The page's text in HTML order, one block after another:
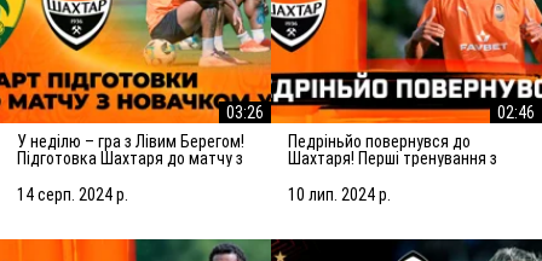
03:26
У неділю – гра з Лівим Берегом!
Підготовка Шахтаря до матчу з
14 серп. 2024 р.
02:46
Педріньйо повернувся до
Шахтаря! Перші тренування з
10 лип. 2024 р.